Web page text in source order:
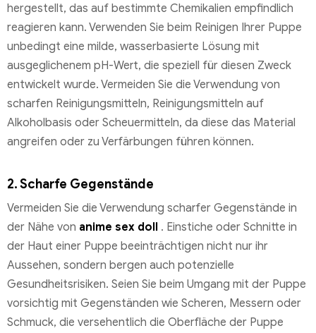
hergestellt, das auf bestimmte Chemikalien empfindlich
reagieren kann. Verwenden Sie beim Reinigen Ihrer Puppe
unbedingt eine milde, wasserbasierte Lösung mit
ausgeglichenem pH-Wert, die speziell für diesen Zweck
entwickelt wurde. Vermeiden Sie die Verwendung von
scharfen Reinigungsmitteln, Reinigungsmitteln auf
Alkoholbasis oder Scheuermitteln, da diese das Material
angreifen oder zu Verfärbungen führen können.
2. Scharfe Gegenstände
Vermeiden Sie die Verwendung scharfer Gegenstände in
der Nähe von anime sex doll . Einstiche oder Schnitte in
der Haut einer Puppe beeinträchtigen nicht nur ihr
Aussehen, sondern bergen auch potenzielle
Gesundheitsrisiken. Seien Sie beim Umgang mit der Puppe
vorsichtig mit Gegenständen wie Scheren, Messern oder
Schmuck, die versehentlich die Oberfläche der Puppe